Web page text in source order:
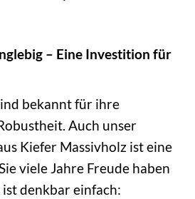
– Eine Investition für
bekannt für ihre
Auch unser
Kiefer Massivholz ist eine
viele Jahre Freude haben
denkbar einfach: